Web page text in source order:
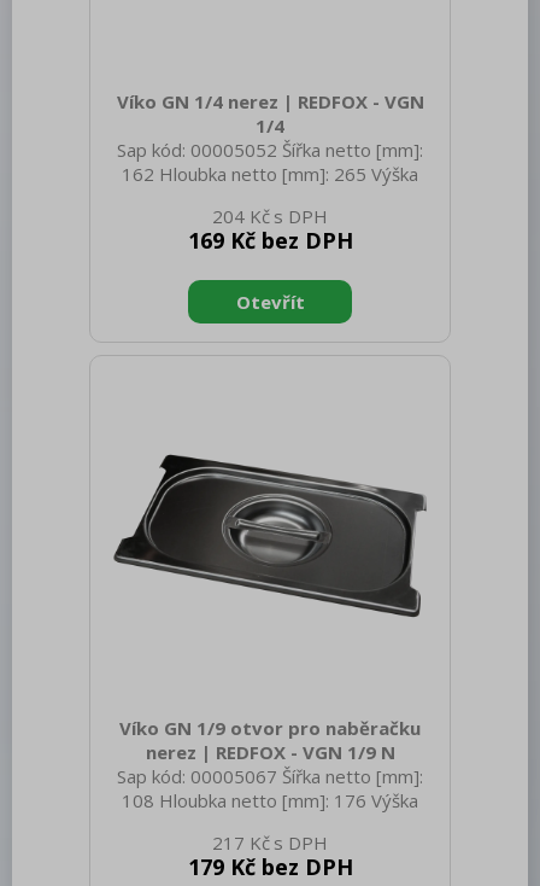
Víko GN 1/4 nerez | REDFOX - VGN
1/4
Sap kód: 00005052 Šířka netto [mm]:
162 Hloubka netto [mm]: 265 Výška
0.26 Šířka brutto [mm]: 350 Hloubka
brutto [mm]: 540 Výška brutto [mm]:
Materiál: Nerez Těsnění: Ne Úchyty: Ne
Vnější barva zařízení: Nerezové Velikost
GN / EN zařízení [mm]: GN 1/4 Otvor
204 Kč
169 Kč bez DPH
Víko GN 1/9 otvor pro naběračku
nerez | REDFOX - VGN 1/9 N
Sap kód: 00005067 Šířka netto [mm]:
108 Hloubka netto [mm]: 176 Výška
0.12 Šířka brutto [mm]: 350 Hloubka
brutto [mm]: 540 Výška brutto [mm]:
217 Kč
179 Kč bez DPH